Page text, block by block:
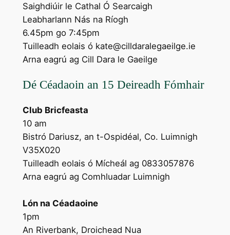
Saighdiúir le Cathal Ó Searcaigh
Leabharlann Nás na Ríogh
6.45pm go 7:45pm
Tuilleadh eolais ó kate@cilldaralegaeilge.ie
Arna eagrú ag Cill Dara le Gaeilge
Dé Céadaoin an 15 Deireadh Fómhair
Club Bricfeasta
10 am
Bistró Dariusz, an t-Ospidéal, Co. Luimnigh
V35X020
Tuilleadh eolais ó Mícheál ag 0833057876
Arna eagrú ag Comhluadar Luimnigh
Lón na Céadaoine
1pm
An Riverbank, Droichead Nua